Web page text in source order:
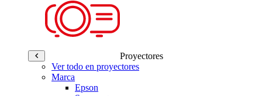
Proyectores
Ver todo en proyectores
Marca
Epson